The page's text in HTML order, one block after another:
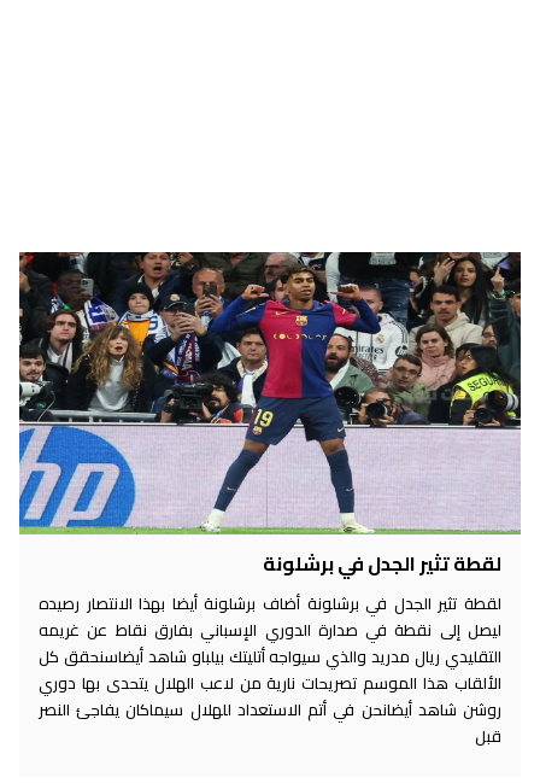
لقطة تثير الجدل في برشلونة
لقطة تثير الجدل في برشلونة أضاف برشلونة أيضا بهذا الانتصار رصيده
ليصل إلى نقطة في صدارة الدوري الإسباني بفارق نقاط عن غريمه
التقليدي ريال مدريد والذي سيواجه أتليتك بيلباو شاهد أيضاسنحقق كل
الألقاب هذا الموسم تصريحات نارية من لاعب الهلال يتحدى بها دوري
روشن شاهد أيضانحن في أتم الاستعداد للهلال سيماكان يفاجئ النصر
قبل